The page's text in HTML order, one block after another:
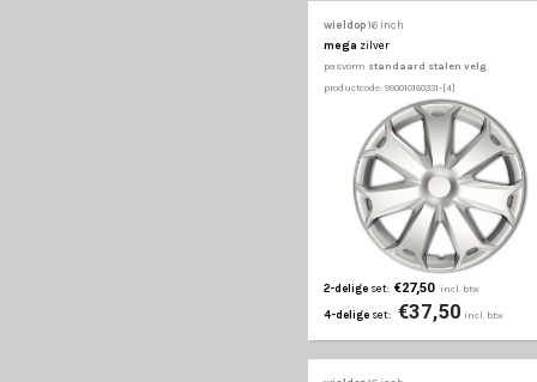
wieldop
pasvorm standaard
productcode: